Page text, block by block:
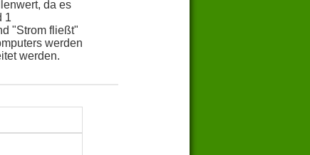
da es
1
"Strom fließt"
werden
werden.